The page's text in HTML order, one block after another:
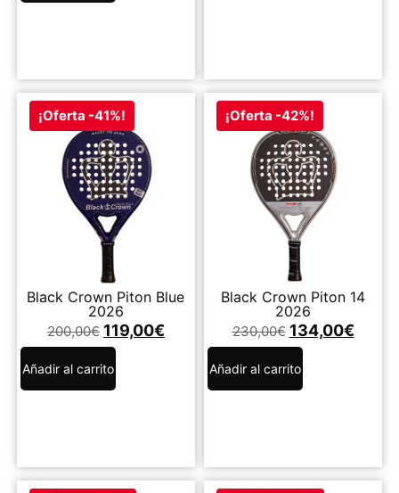
¡Oferta -41%!
Black Crown Piton Blue
2026
200,00€ 119,00€
Añadir al carrito
¡Oferta -42%!
Black Crown Piton 14
2026
230,00€ 134,00€
Añadir al carrito